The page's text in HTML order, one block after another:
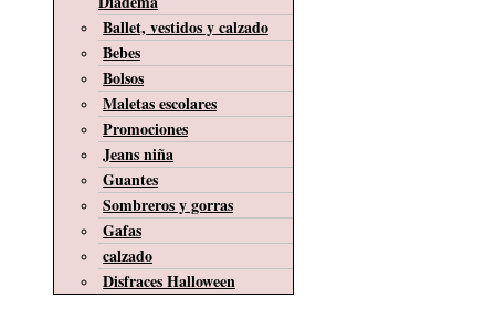
Ballet, vestidos y calzado
Bebes
Bolsos
Maletas escolares
Promociones
Jeans niña
Guantes
Sombreros y gorras
Gafas
calzado
Disfraces Halloween